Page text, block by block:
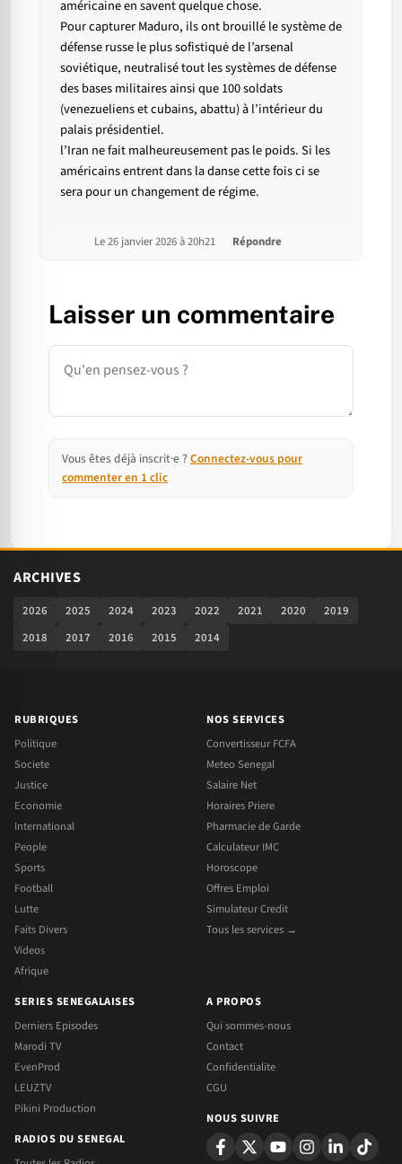
américaine en savent quelque chose.
Pour capturer Maduro, ils ont brouillé le système de
défense russe le plus sofistiquė de l’arsenal
soviétique, neutralisé tout les systèmes de défense
des bases militaires ainsi que 100 soldats
(venezueliens et cubains, abattu) à l’intérieur du
palais présidentiel.
l’Iran ne fait malheureusement pas le poids. Si les
américains entrent dans la danse cette fois ci se
sera pour un changement de régime.
Le 26 janvier 2026 à 20h21 Répondre
Laisser un commentaire
Commentaire
Vous êtes déjà inscrit·e ? Connectez-vous pour
commenter en 1 clic
ARCHIVES
2026 2025 2024 2023 2022 2021 2020
2019
2018
2017 2016 2015 2014
RUBRIQUES
Politique
Societe
Justice
Economie
International
People
Sports
Football
Lutte
Faits Divers
Videos
Afrique
NOS SERVICES
Convertisseur FCFA
Meteo Senegal
Salaire Net
Horaires Priere
Pharmacie de Garde
Calculateur IMC
Horoscope
Offres Emploi
Simulateur Credit
Tous les services →
SERIES SENEGALAISES
Derniers Episodes
Marodi TV
EvenProd
LEUZTV
Pikini Production
RADIOS DU SENEGAL
A PROPOS
Qui sommes-nous
Contact
Confidentialite
CGU
NOUS SUIVRE